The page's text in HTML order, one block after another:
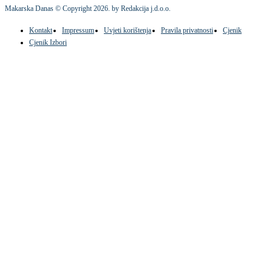
Makarska Danas © Copyright 2026 . by Redakcija j.d.o.o.
Kontakt Impressum Uvjeti korištenja Pravila privatnosti
Cjenik
Cjenik Izbori